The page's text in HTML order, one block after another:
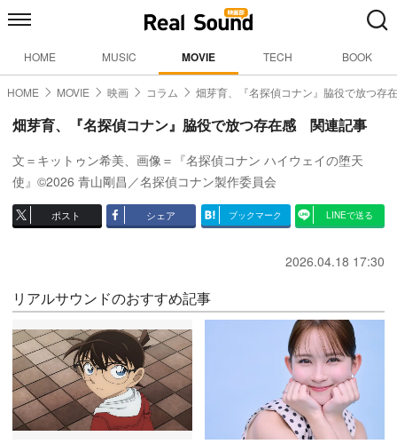
HOME MUSIC MOVIE TECH BOOK
HOME MOVIE 映画 コラム 畑芽育、『名探偵コナン』脇役で放つ存
畑芽育、『名探偵コナン』脇役で放つ存在感 関連記事
文＝キットゥン希美、画像＝『名探偵コナン ハイウェイの堕天
使』©2026 青山剛昌／名探偵コナン製作委員会
ポスト シェア ブックマーク LINEで送る
2026.04.18 17:30
リアルサウンドのおすすめ記事